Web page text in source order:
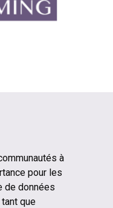
à
pour les
de données
que